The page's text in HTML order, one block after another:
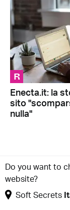
Do you want to
website?
Soft Secrets
R
Enecta.it: la
sito
nulla"